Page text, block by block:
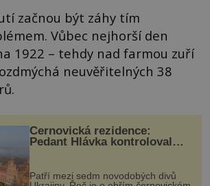
začnou být záhy tím
Vůbec nejhorší den
1922 – tehdy nad farmou zuří
neuvěřitelných 38
Černovická rezidence:
Pedant Hlávka kontroloval
Patří mezi sedm novodobých divů